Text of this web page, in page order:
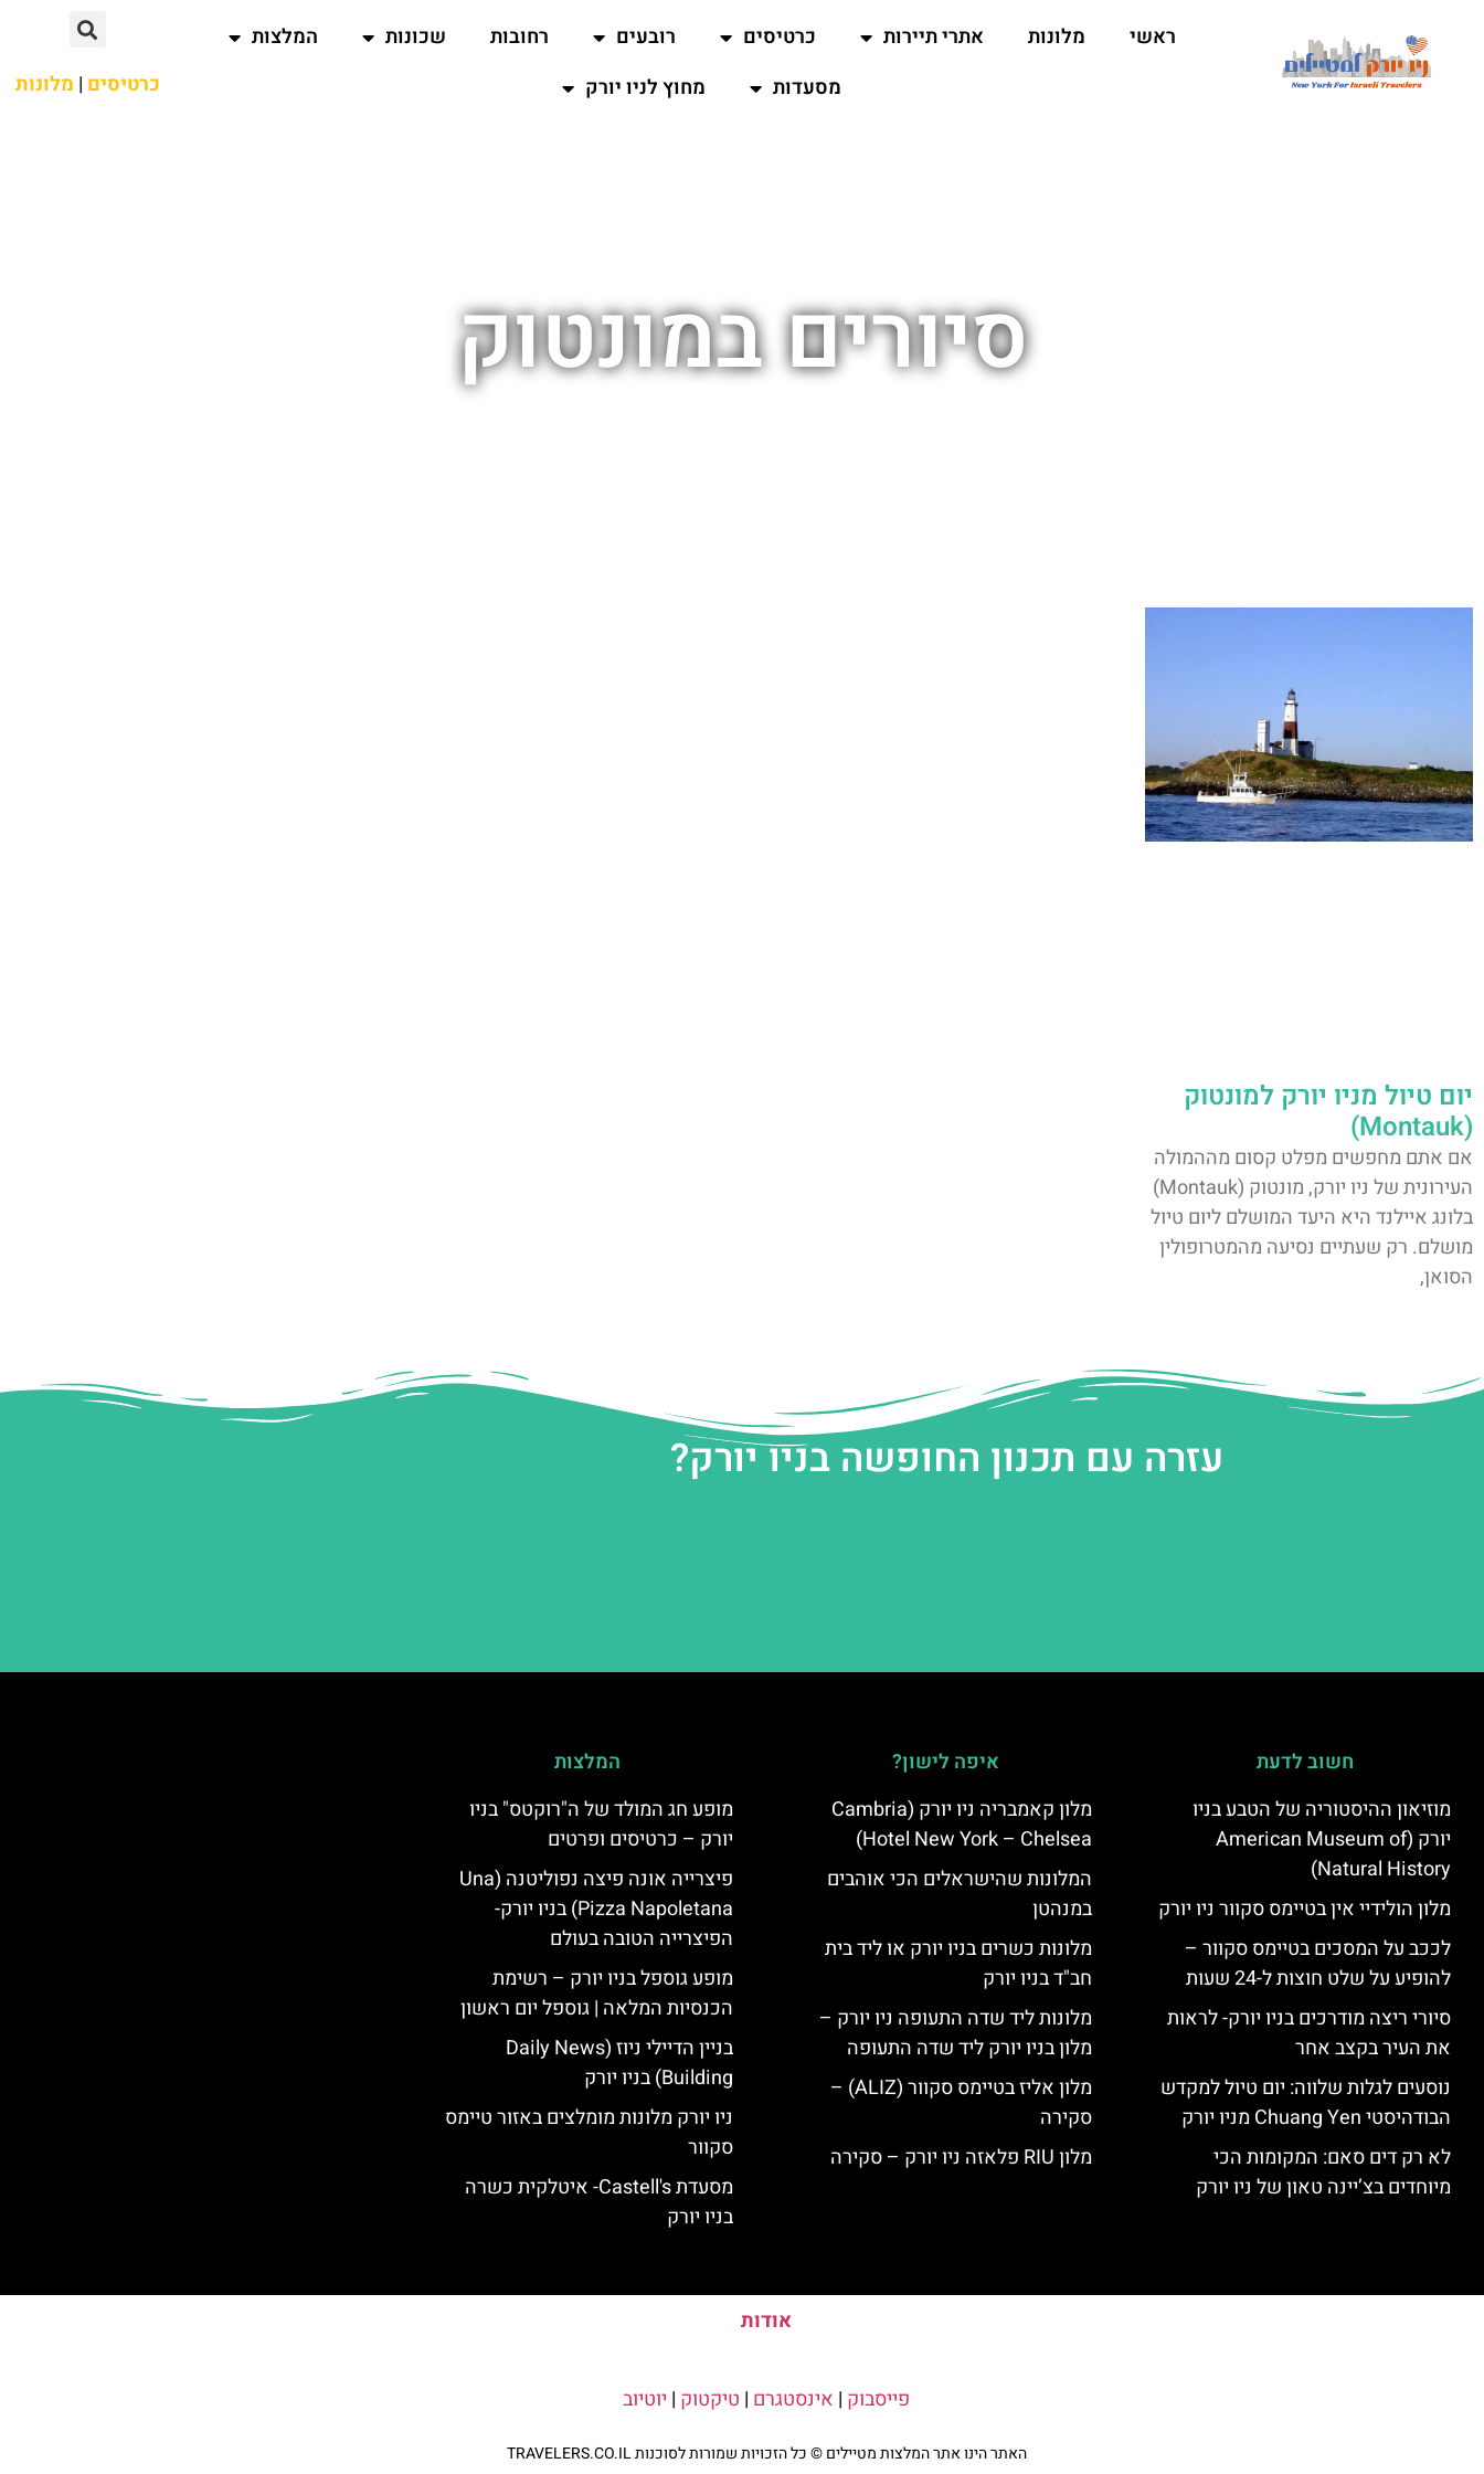
ראשי מלונות אתרי תיירות כרטיסים רובעים רחובות שכונות
המלצות
מסעדות
מחוץ לניו יורק כרטיסים | מלונות
סיורים במונטוק
יום טיול מניו יורק למונטוק
(Montauk)
אם אתם מחפשים מפלט קסום מההמולה
העירונית של ניו יורק, מונטוק (Montauk)
בלונג איילנד היא היעד המושלם ליום טיול
מושלם. רק שעתיים נסיעה מהמטרופולין
הסואן,
עזרה עם תכנון החופשה בניו יורק?
חשוב לדעת
מוזיאון ההיסטוריה של הטבע בניו
יורק (American Museum of
Natural History)
מלון הולידיי אין בטיימס סקוור ניו יורק
לככב על המסכים בטיימס סקוור –
להופיע על שלט חוצות ל-24 שעות
סיורי ריצה מודרכים בניו יורק- לראות
את העיר בקצב אחר
נוסעים לגלות שלווה: יום טיול למקדש
הבודהיסטי Chuang Yen מניו יורק
לא רק דים סאם: המקומות הכי
מיוחדים בצ’יינה טאון של ניו יורק
איפה לישון?
מלון קאמבריה ניו יורק (Cambria
Hotel New York – Chelsea)
המלונות שהישראלים הכי אוהבים
במנהטן
מלונות כשרים בניו יורק או ליד בית
חב"ד בניו יורק
מלונות ליד שדה התעופה ניו יורק –
מלון בניו יורק ליד שדה התעופה
מלון אליז בטיימס סקוור (ALIZ) –
סקירה
מלון RIU פלאזה ניו יורק – סקירה
המלצות
מופע חג המולד של ה"רוקטס" בניו
יורק – כרטיסים ופרטים
פיצרייה אונה פיצה נפוליטנה (Una
Pizza Napoletana) בניו יורק-
הפיצרייה הטובה בעולם
מופע גוספל בניו יורק – רשימת
הכנסיות המלאה | גוספל יום ראשון
בניין הדיילי ניוז (Daily News
Building) בניו יורק
ניו יורק מלונות מומלצים באזור טיימס
סקוור
מסעדת Castell's- איטלקית כשרה
בניו יורק
אודות
פייסבוק | אינסטגרם | טיקטוק | יוטיוב
האתר הינו אתר המלצות מטיילים © כל הזכויות שמורות לסוכנות TRAVELERS.CO.IL